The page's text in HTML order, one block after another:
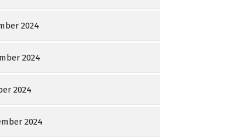
2024
2024
2024
2024